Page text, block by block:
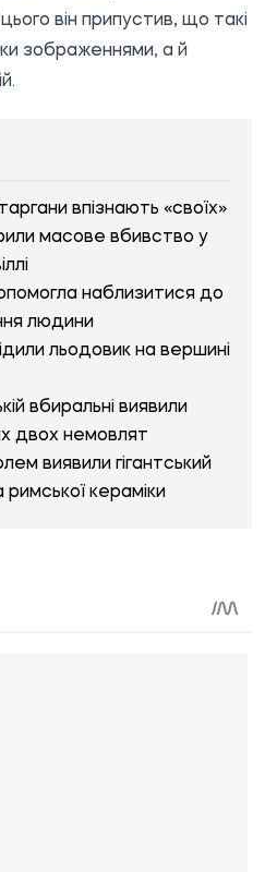
він припустив, що такі
зображеннями, а й
впізнають «своїх»
масове вбивство у
наблизитися до
людини
льодовик на вершині
вбиральні виявили
двох немовлят
виявили гігантський
кераміки